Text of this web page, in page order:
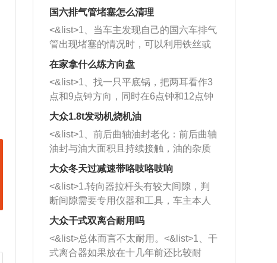
牌，但是中高低端的轮胎都有生产，这
也是为了更好的开拓市场。
国六排气管堵塞怎么清理
<&list>1、当车主发现自己的国六车排气
管出现堵塞的情况时，可以利用铁丝或
者是细棍，直接将杂物给取出来，如果
堵塞情况比较严重，也可以采取应急措
施。 <&list>2、直接利用木棍将所有的
杂物推到排气管里面的位置处，然后将
三元催化器拆解开，就可以将堵塞的东
西取出来。但如果是因为积碳过多引起
的堵塞，就需要将三元催化器泡在草酸
洗剂对堵塞的情况得到解决，将清洗剂
放在燃油箱中，与燃油混合后，车辆启
动时，就可以和汽油一起进入到燃烧
室，最后形成废气排出，就可以让三元
催化器得到清洗，排气管堵塞的情况就
能够得到解决。
在家拿什么练方向盘
<&list>1、找一只平底锅，把两耳看作3
点和9点钟方向，同时在6点钟和12点钟
方向做一个标记。 <&list>2、双手握住
一圈半的练习，往右同样也要打相同的
圈数。 <&list>3、最后强调要反复练
习，这样就可以形成肌肉记忆，在真实
驾驶车辆时，不需要记忆也能打好方
向。
大众1.8t发动机烧机油
<&list>1、前后曲轴油封老化：前后曲轴
油封与油大面积且持续接触，油的杂质
和发动机内持续温度变化使其密封效果
逐渐减弱，导致渗油或漏油。<&list>2、
活塞间隙过大：积碳会使活塞环与缸体
的间隙扩大，导致机油流入燃烧室中，
造成烧机油。<&list>3、机油粘度。使用
机油粘度过小的话，同样会有烧机油现
象，机油粘度过小具有很好的流动性，
大众冬天过减速带咯吱咯吱响
<&list>1.转向器拉杆头有较大间隙，判
断间隙需要专用仪器和工具，车主本人
无法制作，需要将车辆送到修理厂或4s
店；<&list>2.车辆半轴套管防尘罩破
裂，破裂后会出现漏油现象，使半轴磨
损严重，磨损的半轴容易损坏，产生异
大众干式双离合耐用吗
<&list>总体而言不太耐用。<&list>1、干
式离合器如果放在十几年前还比较耐